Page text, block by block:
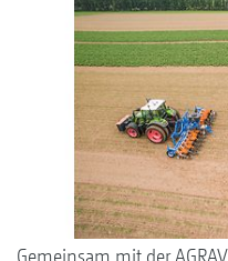
Gemeinsam mit der